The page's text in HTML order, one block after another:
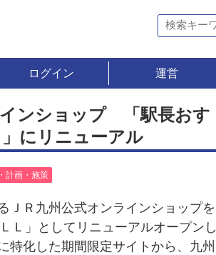
ログイン 運営
インショップ 「駅長おす
にリニューアル
計画・施策
ＪＲ九州公式オンラインショップを
Ｌ」としてリニューアルオープンし
特化した期間限定サイトから、九州